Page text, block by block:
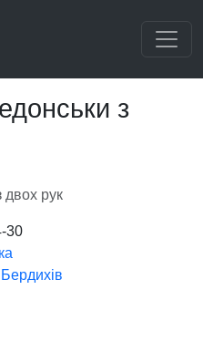
з
двох рук
30